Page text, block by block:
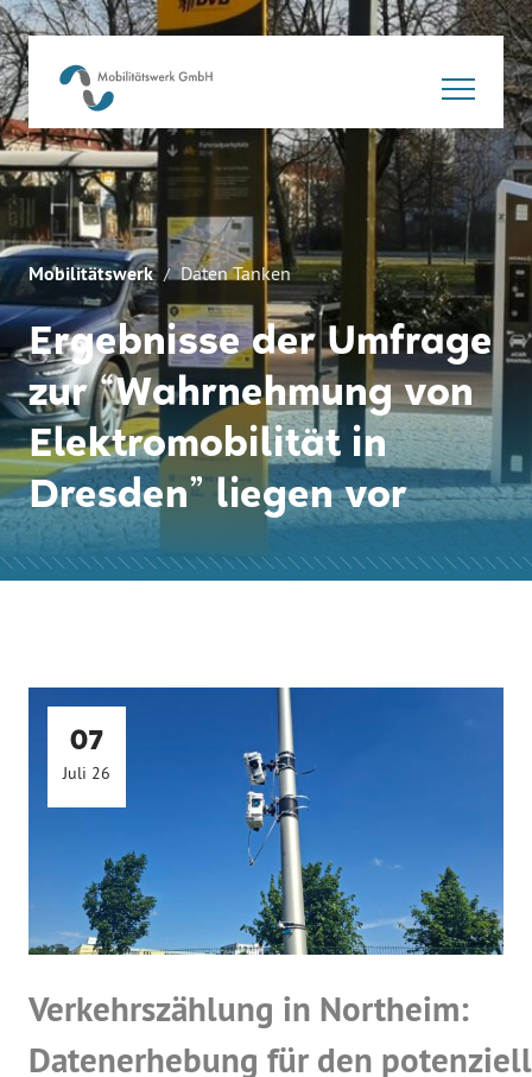
Mobilitätswerk Daten Tanken
Ergebnisse der Umfrage
zur “Wahrnehmung von
Elektromobilität in
Dresden” liegen vor
07
Juli 26
Verkehrszählung in Northeim:
Datenerhebung für den